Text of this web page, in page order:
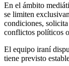
En el ámbito
se limiten
condiciones,
conflictos políticos
El equipo iraní
tiene previsto